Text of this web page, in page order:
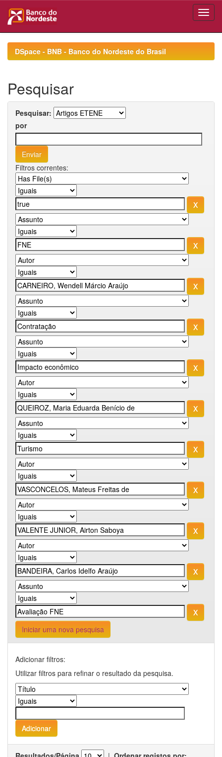
navigationDSpace - BNB - Banco do Nordeste do Brasil
Pesquisar
Pesquisar:
por
Filtros correntes:
Iniciar uma nova pesquisa
Adicionar filtros:
Utilizar filtros para refinar o resultado da pesquisa.